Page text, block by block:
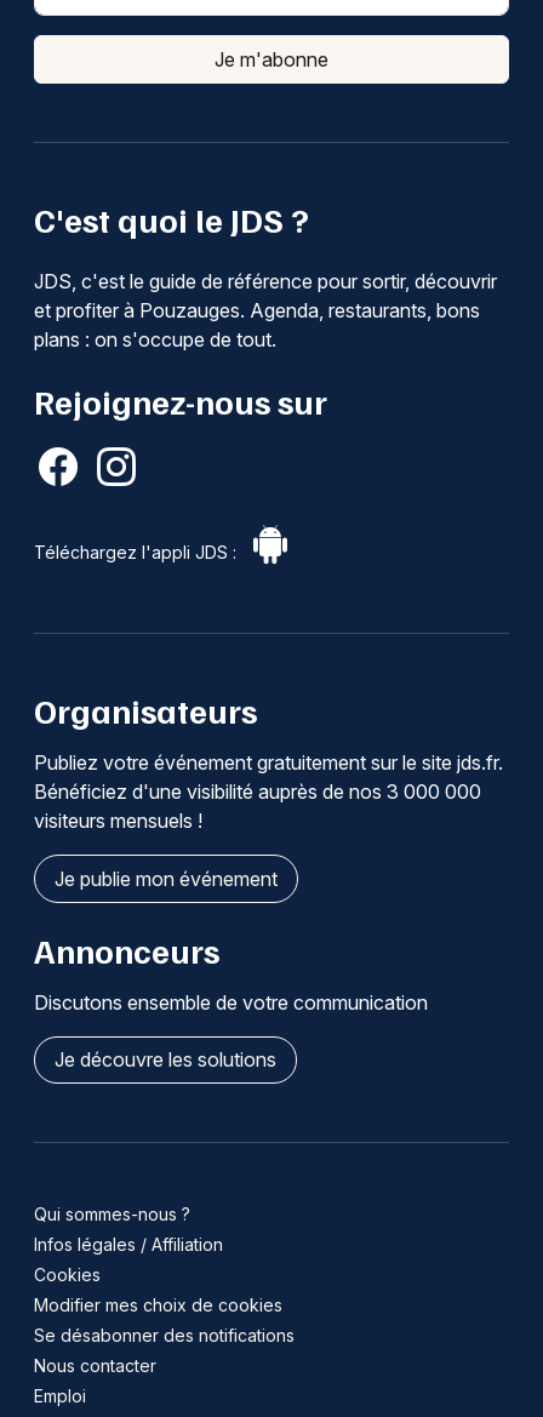
C'est quoi le JDS ?
JDS, c'est le guide de référence pour sortir, découvrir
et profiter à Pouzauges. Agenda, restaurants, bons
plans : on s'occupe de tout.
Rejoignez-nous sur
Téléchargez l'appli JDS :
Je m'abonne
Organisateurs
Publiez votre événement gratuitement sur le site jds.fr.
Bénéficiez d'une visibilité auprès de nos 3 000 000
visiteurs mensuels !
Je publie mon événement
Annonceurs
Discutons ensemble de votre communication
Je découvre les solutions
Qui sommes-nous ?
Infos légales / Affiliation
Cookies
Modifier mes choix de cookies
Se désabonner des notifications
Nous contacter
Emploi